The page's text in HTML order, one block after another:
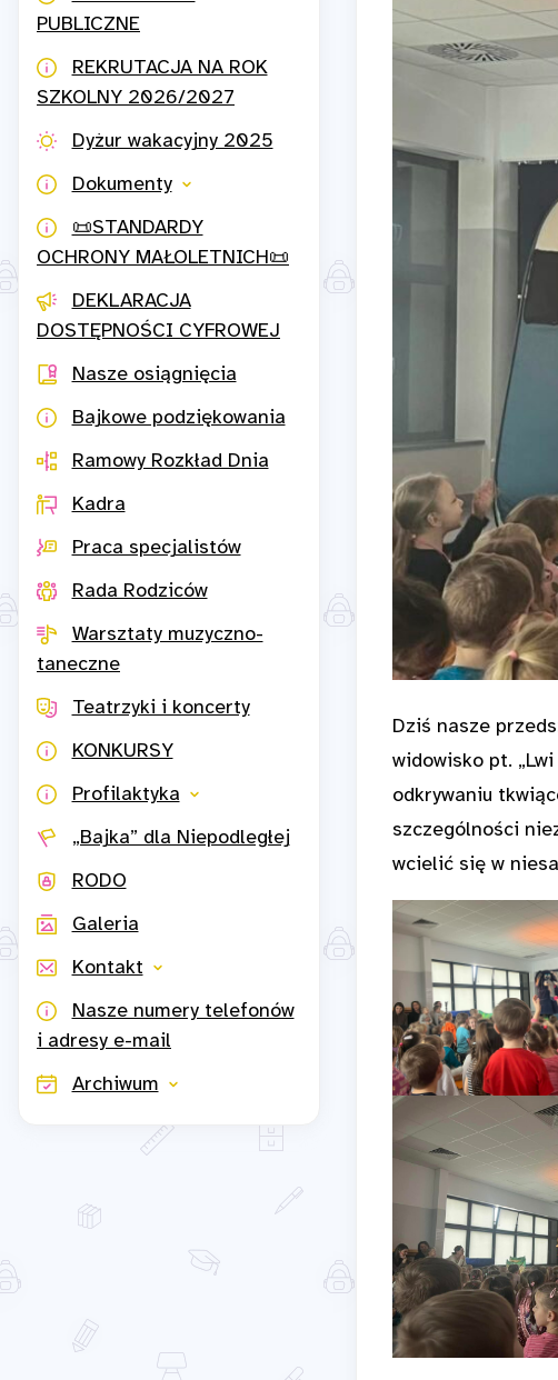
PUBLICZNE
REKRUTACJA NA ROK
SZKOLNY 2026/2027
Dyżur wakacyjny 2025
Dokumenty
📜STANDARDY
OCHRONY MAŁOLETNICH📜
DEKLARACJA
DOSTĘPNOŚCI CYFROWEJ
Nasze osiągnięcia
Bajkowe podziękowania
Ramowy Rozkład Dnia
Kadra
Praca specjalistów
Rada Rodziców
Warsztaty muzyczno-
taneczne
Teatrzyki i koncerty
KONKURSY
Profilaktyka
„Bajka” dla Niepodległej
RODO
Galeria
Kontakt
Nasze numery telefonów
i adresy e-mail
Archiwum
Dziś nasze
widowisko pt.
odkrywaniu
szczególności
wcielić się w